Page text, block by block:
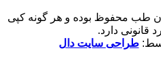
طب محفوظ بوده و هر گونه کپی
قانونی دارد.
طراحی سایت دال